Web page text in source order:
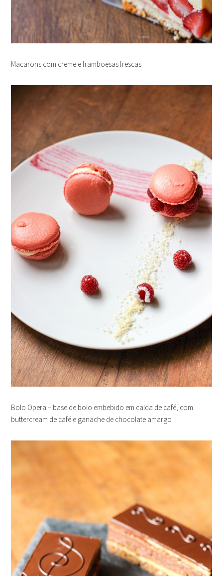
Macarons com creme e framboesas frescas
Bolo Opera – base de bolo embebido em calda de café, com
buttercream de café e ganache de chocolate amargo